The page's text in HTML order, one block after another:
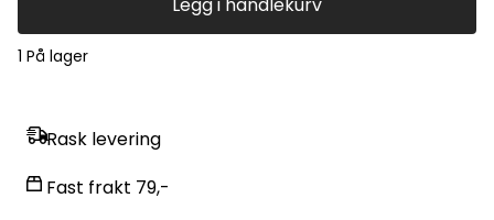
Legg i handlekurv
1 På lager
Rask levering
Fast frakt 79,-